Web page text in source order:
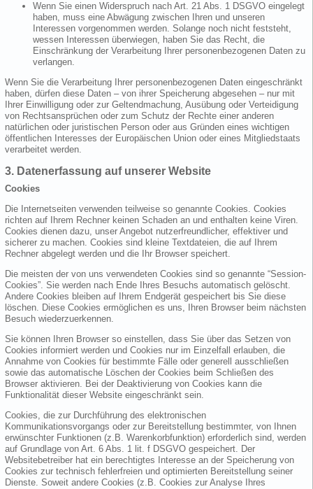
Wenn Sie einen Widerspruch nach Art. 21 Abs. 1 DSGVO eingelegt
haben, muss eine Abwägung zwischen Ihren und unseren
Interessen vorgenommen werden. Solange noch nicht feststeht,
wessen Interessen überwiegen, haben Sie das Recht, die
Einschränkung der Verarbeitung Ihrer personenbezogenen Daten zu
verlangen.
Wenn Sie die Verarbeitung Ihrer personenbezogenen Daten eingeschränkt
haben, dürfen diese Daten – von ihrer Speicherung abgesehen – nur mit
Ihrer Einwilligung oder zur Geltendmachung, Ausübung oder Verteidigung
von Rechtsansprüchen oder zum Schutz der Rechte einer anderen
natürlichen oder juristischen Person oder aus Gründen eines wichtigen
öffentlichen Interesses der Europäischen Union oder eines Mitgliedstaats
verarbeitet werden.
3. Datenerfassung auf unserer Website
Cookies
Die Internetseiten verwenden teilweise so genannte Cookies. Cookies
richten auf Ihrem Rechner keinen Schaden an und enthalten keine Viren.
Cookies dienen dazu, unser Angebot nutzerfreundlicher, effektiver und
sicherer zu machen. Cookies sind kleine Textdateien, die auf Ihrem
Rechner abgelegt werden und die Ihr Browser speichert.
Die meisten der von uns verwendeten Cookies sind so genannte “Session-
Cookies”. Sie werden nach Ende Ihres Besuchs automatisch gelöscht.
Andere Cookies bleiben auf Ihrem Endgerät gespeichert bis Sie diese
löschen. Diese Cookies ermöglichen es uns, Ihren Browser beim nächsten
Besuch wiederzuerkennen.
Sie können Ihren Browser so einstellen, dass Sie über das Setzen von
Cookies informiert werden und Cookies nur im Einzelfall erlauben, die
Annahme von Cookies für bestimmte Fälle oder generell ausschließen
sowie das automatische Löschen der Cookies beim Schließen des
Browser aktivieren. Bei der Deaktivierung von Cookies kann die
Funktionalität dieser Website eingeschränkt sein.
Cookies, die zur Durchführung des elektronischen
Kommunikationsvorgangs oder zur Bereitstellung bestimmter, von Ihnen
erwünschter Funktionen (z.B. Warenkorbfunktion) erforderlich sind, werden
auf Grundlage von Art. 6 Abs. 1 lit. f DSGVO gespeichert. Der
Websitebetreiber hat ein berechtigtes Interesse an der Speicherung von
Cookies zur technisch fehlerfreien und optimierten Bereitstellung seiner
Dienste. Soweit andere Cookies (z.B. Cookies zur Analyse Ihres